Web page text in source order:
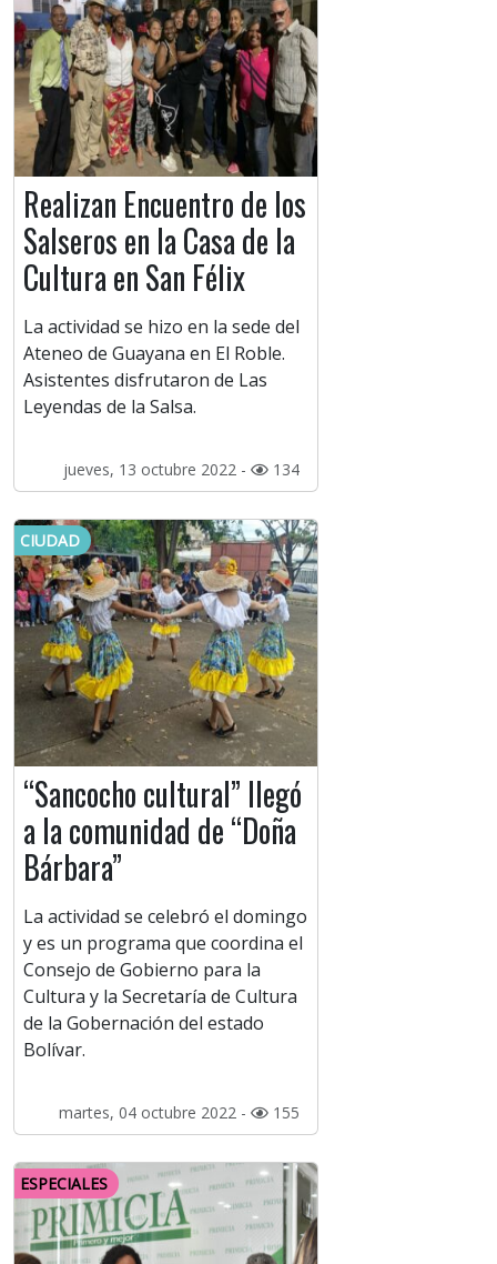
Realizan Encuentro de los
Salseros en la Casa de la
Cultura en San Félix
La actividad se hizo en la sede del
Ateneo de Guayana en El Roble.
Asistentes disfrutaron de Las
Leyendas de la Salsa.
jueves, 13 octubre 2022 - 134
CIUDAD
“Sancocho cultural” llegó
a la comunidad de “Doña
Bárbara”
La actividad se celebró el domingo
y es un programa que coordina el
Consejo de Gobierno para la
Cultura y la Secretaría de Cultura
de la Gobernación del estado
Bolívar.
martes, 04 octubre 2022 - 155
ESPECIALES